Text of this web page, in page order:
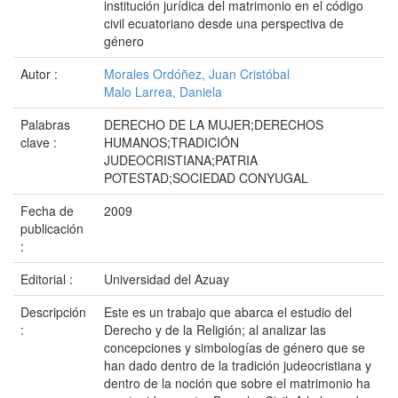
institución jurídica del matrimonio en el código
civil ecuatoriano desde una perspectiva de
género
Autor :
Morales Ordóñez, Juan Cristóbal
Malo Larrea, Daniela
Palabras
clave :
DERECHO DE LA MUJER;DERECHOS
HUMANOS;TRADICIÓN
JUDEOCRISTIANA;PATRIA
POTESTAD;SOCIEDAD CONYUGAL
Fecha de
publicación
:
2009
Editorial :
Universidad del Azuay
Descripción
:
Este es un trabajo que abarca el estudio del
Derecho y de la Religión; al analizar las
concepciones y simbologías de género que se
han dado dentro de la tradición judeocristiana y
dentro de la noción que sobre el matrimonio ha